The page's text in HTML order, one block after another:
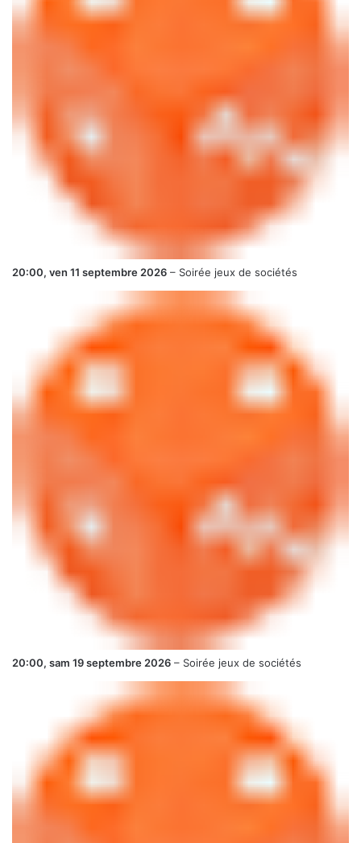
20:00, ven 11 septembre 2026 – Soirée jeux de sociétés
20:00, sam 19 septembre 2026 – Soirée jeux de sociétés